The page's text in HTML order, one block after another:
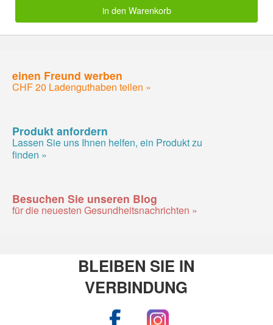
in den Warenkorb
einen Freund werben
CHF 20 Ladenguthaben teilen »
Produkt anfordern
Lassen Sie uns Ihnen helfen, ein Produkt zu
finden »
Besuchen Sie unseren Blog
für die neuesten Gesundheitsnachrichten »
BLEIBEN SIE IN
VERBINDUNG